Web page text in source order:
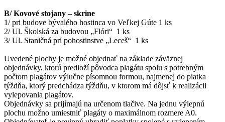
B/ Kovové stojany – skrine
1/ pri budove bývalého hostinca vo Veľkej Gúte 1 ks
2/ Ul. Školská za budovou „Flóri“ 1 ks
3/ Ul. Staničná pri pohostinstve „Leceš“ 1 ks
Uvedené plochy je možné objednať na základe záväznej
objednávky, ktorú predloží pôvodca plagátu spolu s potrebným
počtom plagátov výlučne písomnou formou, najmenej do piatka
týždňa, ktorý predchádza týždňu, v ktorom má dôjsť k realizácii
vylepovania plagátov.
Objednávky sa prijímajú na určenom tlačive. Na jednu výlepnú
plochu možno umiestniť plagáty o maximálnom rozmere A0.